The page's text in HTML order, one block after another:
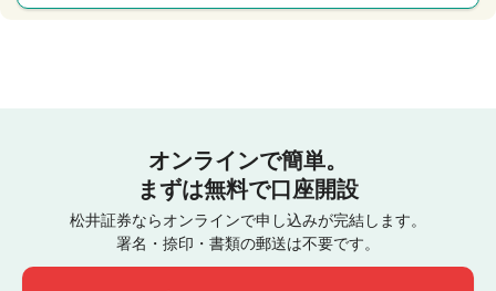
オンラインで簡単。
まずは無料で口座開設
松井証券ならオンラインで申し込みが完結します。
署名・捺印・書類の郵送は不要です。